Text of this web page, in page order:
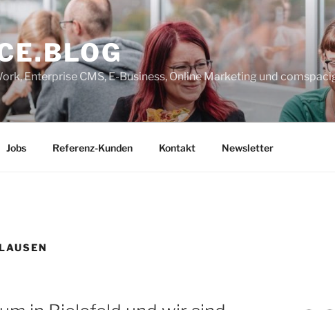
Enterprise CMS, E-Business, Online Marketing und
Jobs Referenz-Kunden Kontakt Newsletter